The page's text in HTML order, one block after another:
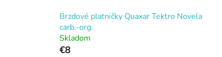
Brzdové platničky Quaxar Tektro Novela
carb.-org.
Skladom
€8